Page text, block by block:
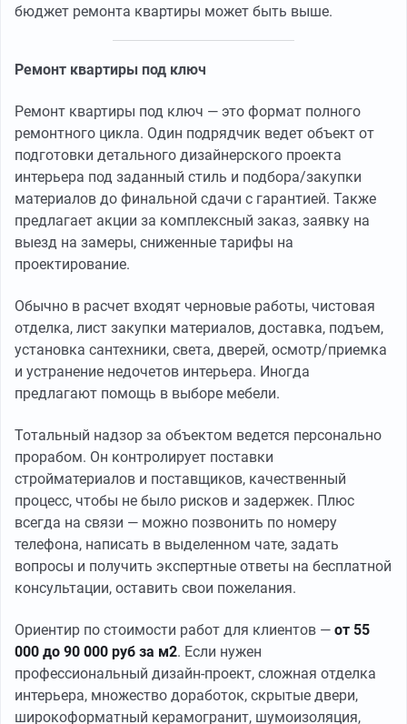
бюджет ремонта квартиры может быть выше.
Ремонт квартиры под ключ
Ремонт квартиры под ключ — это формат полного
ремонтного цикла. Один подрядчик ведет объект от
подготовки детального дизайнерского проекта
интерьера под заданный стиль и подбора/закупки
материалов до финальной сдачи с гарантией. Также
предлагает акции за комплексный заказ, заявку на
выезд на замеры, сниженные тарифы на
проектирование.
Обычно в расчет входят черновые работы, чистовая
отделка, лист закупки материалов, доставка, подъем,
установка сантехники, света, дверей, осмотр/приемка
и устранение недочетов интерьера. Иногда
предлагают помощь в выборе мебели.
Тотальный надзор за объектом ведется персонально
прорабом. Он контролирует поставки
стройматериалов и поставщиков, качественный
процесс, чтобы не было рисков и задержек. Плюс
всегда на связи — можно позвонить по номеру
телефона, написать в выделенном чате, задать
вопросы и получить экспертные ответы на бесплатной
консультации, оставить свои пожелания.
Ориентир по стоимости работ для клиентов — от 55
000 до 90 000 руб за м2. Если нужен
профессиональный дизайн-проект, сложная отделка
интерьера, множество доработок, скрытые двери,
широкоформатный керамогранит, шумоизоляция,